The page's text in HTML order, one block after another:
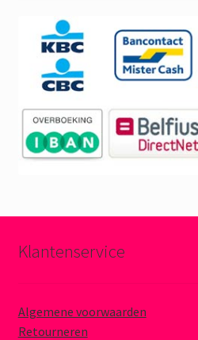
Klantenservice
Algemene voorwaarden
Retourneren